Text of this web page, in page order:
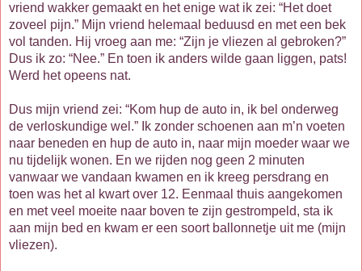
vriend wakker gemaakt en het enige wat ik zei: “Het doet
zoveel pijn.” Mijn vriend helemaal beduusd en met een bek
vol tanden. Hij vroeg aan me: “Zijn je vliezen al gebroken?”
Dus ik zo: “Nee.” En toen ik anders wilde gaan liggen, pats!
Werd het opeens nat.
Dus mijn vriend zei: “Kom hup de auto in, ik bel onderweg
de verloskundige wel.” Ik zonder schoenen aan m’n voeten
naar beneden en hup de auto in, naar mijn moeder waar we
nu tijdelijk wonen. En we rijden nog geen 2 minuten
vanwaar we vandaan kwamen en ik kreeg persdrang en
toen was het al kwart over 12. Eenmaal thuis aangekomen
en met veel moeite naar boven te zijn gestrompeld, sta ik
aan mijn bed en kwam er een soort ballonnetje uit me (mijn
vliezen).